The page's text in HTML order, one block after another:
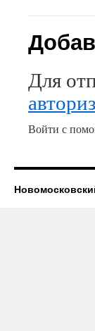
Для
Войти с